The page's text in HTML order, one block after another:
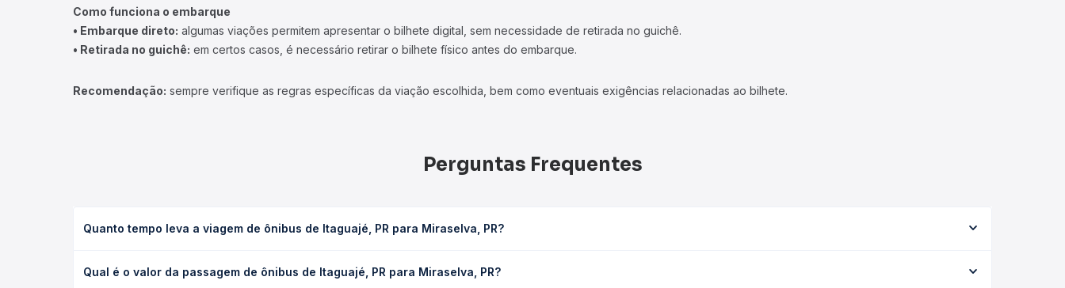
Como funciona o embarque
• Embarque direto: algumas viações permitem apresentar o bilhete digital, sem necessidade de retirada no guichê.
• Retirada no guichê: em certos casos, é necessário retirar o bilhete físico antes do embarque.
Recomendação: sempre verifique as regras específicas da viação escolhida, bem como eventuais exigências relacionadas ao bilhete.
Perguntas Frequentes
Quanto tempo leva a viagem de ônibus de Itaguajé, PR para Miraselva, PR?
condições de tráfego. Na Quero Passagem você consulta os horários disponíveis e vê a duração exata de cada opção na data desejada.
Qual é o valor da passagem de ônibus de Itaguajé, PR para Miraselva, PR?